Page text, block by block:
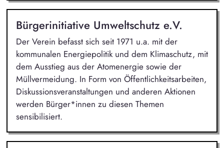
Bürgerinitiative Umweltschutz e.V.
Der Verein befasst sich seit 1971 u.a. mit der
kommunalen Energiepolitik und dem Klimaschutz, mit
dem Ausstieg aus der Atomenergie sowie der
Müllvermeidung. In Form von Öffentlichkeitsarbeiten,
Diskussionsveranstaltungen und anderen Aktionen
werden Bürger*innen zu diesen Themen
sensibilisiert.